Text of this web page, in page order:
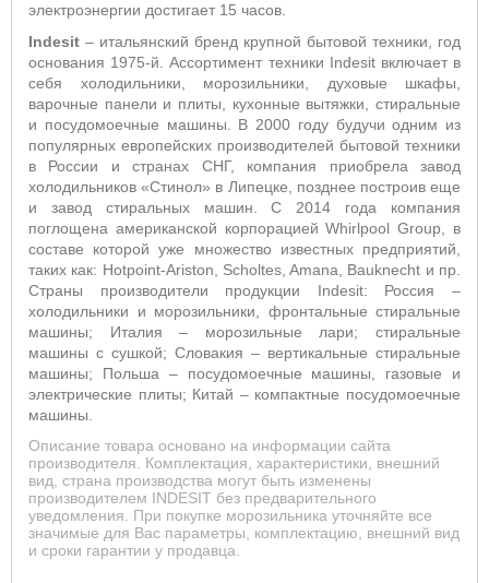
электроэнергии достигает 15 часов.
Indesit – итальянский бренд крупной бытовой техники, год
основания 1975-й. Ассортимент техники Indesit включает в
себя холодильники, морозильники, духовые шкафы,
варочные панели и плиты, кухонные вытяжки, стиральные
и посудомоечные машины. В 2000 году будучи одним из
популярных европейских производителей бытовой техники
в России и странах СНГ, компания приобрела завод
холодильников «Стинол» в Липецке, позднее построив еще
и завод стиральных машин. С 2014 года компания
поглощена американской корпорацией Whirlpool Group, в
составе которой уже множество известных предприятий,
таких как: Hotpoint-Ariston, Scholtes, Amana, Bauknecht и пр.
Страны производители продукции Indesit: Россия –
холодильники и морозильники, фронтальные стиральные
машины; Италия – морозильные лари; стиральные
машины с сушкой; Словакия – вертикальные стиральные
машины; Польша – посудомоечные машины, газовые и
электрические плиты; Китай – компактные посудомоечные
машины.
Описание товара основано на информации сайта
производителя. Комплектация, характеристики, внешний
вид, страна производства могут быть изменены
производителем INDESIT без предварительного
уведомления. При покупке морозильника уточняйте все
значимые для Вас параметры, комплектацию, внешний вид
и сроки гарантии у продавца.